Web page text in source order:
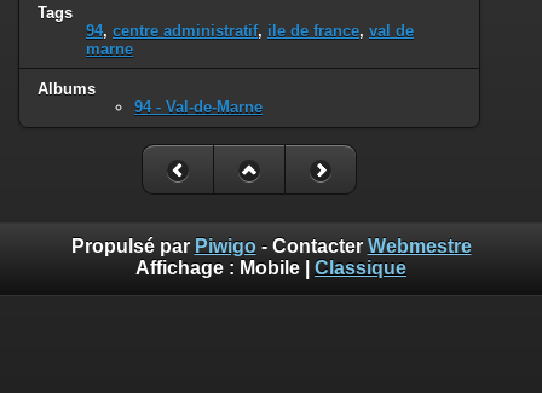
Tags
94, centre administratif, ile de france, val de
marne
Albums
94 - Val-de-Marne
Propulsé par Piwigo- Contacter Webmestre
Affichage : Mobile Classique